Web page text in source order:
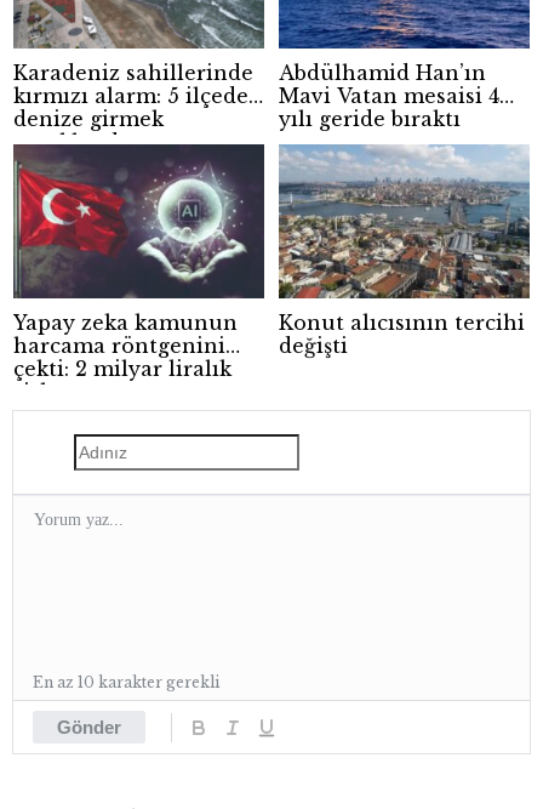
Karadeniz sahillerinde
kırmızı alarm: 5 ilçede
denize girmek
yasaklandı
Abdülhamid Han’ın
Mavi Vatan mesaisi 4
yılı geride bıraktı
Yapay zeka kamunun
harcama röntgenini
çekti: 2 milyar liralık
risk
Konut alıcısının tercihi
değişti
Gönder
En az 10 karakter gerekli